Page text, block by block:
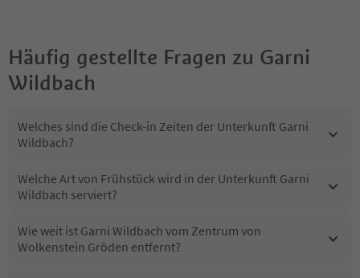
Häufig gestellte Fragen zu Garni
Wildbach
Welches sind die Check-in Zeiten der Unterkunft Garni
Wildbach?
Welche Art von Frühstück wird in der Unterkunft Garni
Wildbach serviert?
Wie weit ist Garni Wildbach vom Zentrum von
Wolkenstein Gröden entfernt?